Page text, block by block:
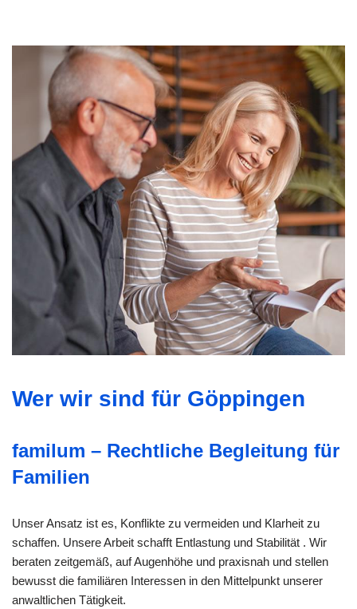
Wer wir sind für Göppingen
familum – Rechtliche Begleitung für
Familien
Unser Ansatz ist es, Konflikte zu vermeiden und Klarheit zu
schaffen. Unsere Arbeit schafft Entlastung und Stabilität . Wir
beraten zeitgemäß, auf Augenhöhe und praxisnah und stellen
bewusst die familiären Interessen in den Mittelpunkt unserer
anwaltlichen Tätigkeit.